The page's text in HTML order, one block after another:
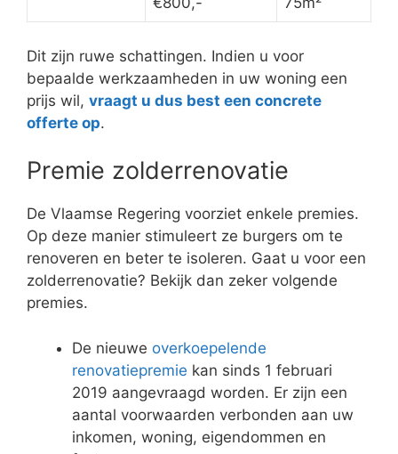
Isolatie
Een groot deel van de warmte ontsnapt via het
dak naar buiten. Met een goede isolatie
bespaart u heel wat aan energiekosten.
Bovendien zorgt isoleren er ook voor dat vocht
niet meer naar binnen kan. U vermijdt zo
zoldermuren en zoldervloer isoleren. De meest
logische keuze zijn isolatieplaten en
spouwmuurisolatie.